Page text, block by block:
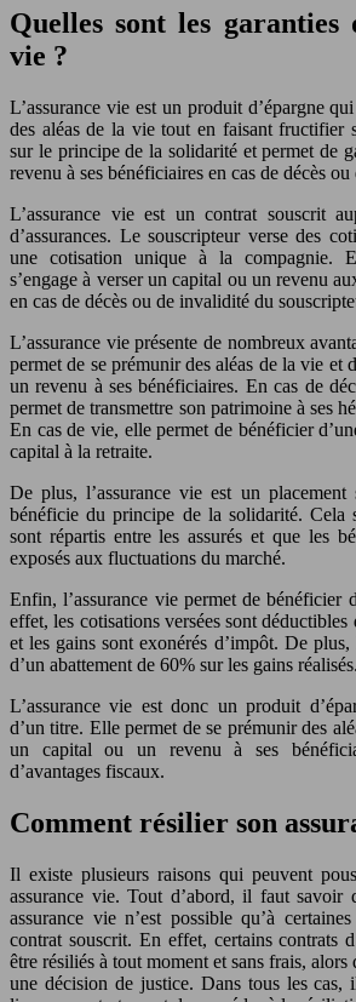
Quelles sont les garanties
vie ?
L’assurance vie est un produit d’épargne
des aléas de la vie tout en faisant fructifier
sur le principe de la solidarité et permet de
revenu à ses bénéficiaires en cas de décès
L’assurance vie est un contrat souscrit
d’assurances. Le souscripteur verse des
une cotisation unique à la compagnie.
s’engage à verser un capital ou un revenu
en cas de décès ou de invalidité du
L’assurance vie présente de nombreux
permet de se prémunir des aléas de la vie et
un revenu à ses bénéficiaires. En cas de
permet de transmettre son patrimoine à ses
En cas de vie, elle permet de bénéficier
capital à la retraite.
De plus, l’assurance vie est un
bénéficie du principe de la solidarité. Cela
sont répartis entre les assurés et que les
exposés aux fluctuations du marché.
Enfin, l’assurance vie permet de bénéficier
effet, les cotisations versées sont déductibles
et les gains sont exonérés d’impôt. De
d’un abattement de 60% sur les gains réalisés.
L’assurance vie est donc un produit
d’un titre. Elle permet de se prémunir des
un capital ou un revenu à ses
d’avantages fiscaux.
Comment résilier son
Il existe plusieurs raisons qui peuvent
assurance vie. Tout d’abord, il faut savoir
assurance vie n’est possible qu’à
contrat souscrit. En effet, certains contrats
être résiliés à tout moment et sans frais, alors
une décision de justice. Dans tous les cas,